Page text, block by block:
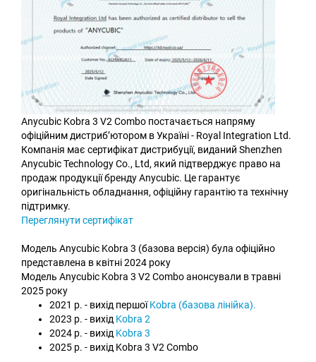
Anycubic Kobra 3 V2 Combo постачається напряму
офіційним дистриб’ютором в Україні - Royal Integration Ltd.
Компанія має сертифікат дистрибуції, виданий Shenzhen
Anycubic Technology Co., Ltd, який підтверджує право на
продаж продукції бренду Anycubic. Це гарантує
оригінальність обладнання, офіційну гарантію та технічну
підтримку.
Переглянути сертифікат
Модель Anycubic Kobra 3 (базова версія) була офіційно
представлена в квітні 2024 року
Модель Anycubic Kobra 3 V2 Combo анонсували в травні
2025 року
2021 р. - вихід першоїKobra (базова лінійка).
2023 р. - вихід Kobra 2
2024 р. - вихід Kobra 3
2025 р. - вихід Kobra 3 V2 Combo